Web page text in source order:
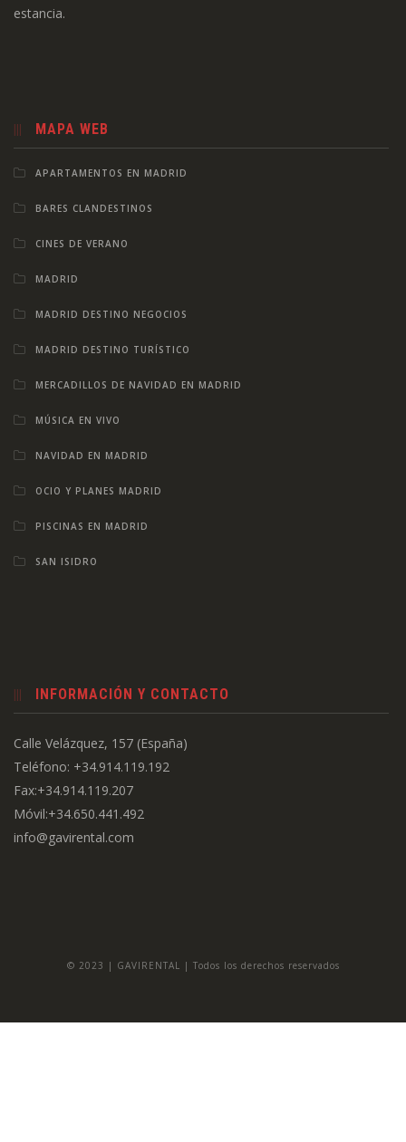
estancia.
MAPA WEB
APARTAMENTOS EN MADRID
BARES CLANDESTINOS
CINES DE VERANO
MADRID
MADRID DESTINO NEGOCIOS
MADRID DESTINO TURÍSTICO
MERCADILLOS DE NAVIDAD EN MADRID
MÚSICA EN VIVO
NAVIDAD EN MADRID
OCIO Y PLANES MADRID
PISCINAS EN MADRID
SAN ISIDRO
INFORMACIÓN Y CONTACTO
Calle Velázquez, 157 (España)
Teléfono: +34.914.119.192
Fax:+34.914.119.207
Móvil:+34.650.441.492
info@gavirental.com
© 2023 | GAVIRENTAL | Todos los derechos reservados